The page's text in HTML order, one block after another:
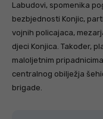
Labudovi, spomenika
bezbjednosti Konjic,
vojnih policajaca,
djeci Konjica. Također,
maloljetnim pripadnicima
centralnog obilježja
brigade.